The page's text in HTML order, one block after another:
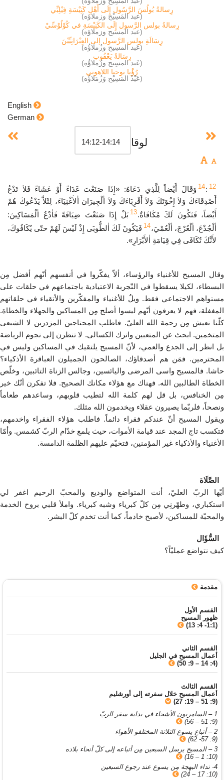
رِسالةُ بُولُسَ الرَّسُول إِلَى أَهْلِ كَنِيْسَةِ فِيْلِبِّي
(عبد المَسِيْح وزملاؤه)
رِسالةُ بولس الرَّسول إِلَى الكَنِيْسَةِ في كُوْلُوْسِّيْ
(عبد المسيح وزملاؤه)
رِسَالَةِ بولس الرَّسول إلى العِبْرَانِيِّيْنَ
(عَبد المسِيح وزُملاؤُه)
رِسَالةُ يَعْقُوب
(عَبد المسِيح وزُملاؤُه)
رُؤْيا يوحنا اللاهوتي
(عَبْدُ المَسِيْح وَزُمَلاؤُه)
English
German
لوقا
14: 12
وَقَالَ أَيْضاً لِلَّذِي دَعَاهُ: «إِذَا صَنَعْتَ غَدَاءً أَوْ عَشَاءً فَلاَ تَدْعُ
أَصْدِقَاءَكَ وَلاَ إِخْوَتَكَ وَلاَ أَقْرِبَاءَكَ وَلاَ اٰلْجِيرَان اٰلأَغْنِيَاءَ، لِئَلاَّ يَدْعُوكَ هُمْ
أَيْضاً، فَتَكُونَ لَكَ مُكَافَاةٌ.13 بَلْ إِذَا صَنَعْتَ ضِيَافَةً فَاٰدْعُ اٰلْمَسَاكِينَ:
اٰلْجُدْعَ، اٰلْعُرْجَ، اٰلْعُمْيَ،14 فَيَكُونَ لَكَ اٰلطُّوبَى إِذْ لَيْسَ لَهُمْ حتّى يُكَافُوكَ،
لأَنَّكَ تُكَافَى فِي قِيَامَةِ اٰلأَبْرَارِ».
وقال المسيح للأغنياء والرؤساء، ألاّ يفكّروا في أنفسهم أنّهم أفضل مِن
البسطاء، لكيلا يسقطوا في التّجربة الاعتيادية باجتماعهم في حلقات على
مستواهم الاجتماعي فقط. ويلٌ للأغنياء والمفكّرين والأتقياء في حلقاتهم
المغفلة، فهم لا يعرفون أنّهم ليسوا أصلح مِن المساكين والجهلاء والخطاة.
كلّنا نعيش مِن رحمة الله العليّ. فاطلب المحتاجين المزدرين لا الشبعى
المتخمين. ابحث عن المتعبين واترك الكسالى. لا تنظرن إلى نجوم الرياضة
بل انظر إلى الجدع والعمي، لأنّ المسيح يلتقيك في المساكين وليس في
المحترمين. فمَن هم أصدقاؤك، الصالحون الجميلون العباقرة الأذكياء؟
حاشا. فالمسيح واسى المرضى واليائسين، وجالس الزناة التائبين، وخلّص
الخطاة الطالبين الله. فهناك مع هؤلاء مكانك الصحيح. فلا تفكرن أنّك خير
مِن الخنافس، بل قل لهم كلمة الله لتطيب قلوبهم، وساعدهم طعاماً
ونصحاً، فلربّما يصيرون عقلاء ويخدمون الله مثلك.
ويقول المسيح أنّ عندكم فقراء دائماً. فاطلب هؤلاء الفقراء واخدمهم،
فتكسب تاج المجد عند قيامة الأموات، حيث يلمع خدّام الربّ كشمس. وأمّا
الأغنياء والأذكياء غير المؤمنين، فتخيّم عليهم الظلمة الدامسة.
الصَّلَاة
أيّها الربّ العليّ، أنت المتواضع والوديع والمحبّ الرحيم اغفر لي
استكباري، وطهّرنِي مِن كلّ كبرياء وشبه كبرياء. واملأ قلبي بروح الخدمة
والمحبّة للمساكين، لأصبح خادماً، كما أنت تخدم كلّ البشر.
السُّؤَال
كيف نتواضع عمليّاً؟
مقدمة
القسم الأول
ظهور المسيح
(1:1- 4: 13)
القسم الثاني
أعمال المسيح في الجليل
(4: 14 – 9: 50)
القسم الثالث
أعمال المسيح خلال سفرته إلى أورشليم
(9: 51 – 19: 27)
1 – السامريون الأشحاء في بداية سفر الربّ
(9: 51 – 56)
2 – أتباع يسوع الثلاثة المختلفو الأهواء
(9: 57- 62)
3 – المسيح يرسل السبعين مِن أتباعه إلى كلّ أنحاء بلاده
(10: 1 – 16)
4- نداء البهجة مِن يسوع عند رجوع السبعين
(10: 17 – 24)